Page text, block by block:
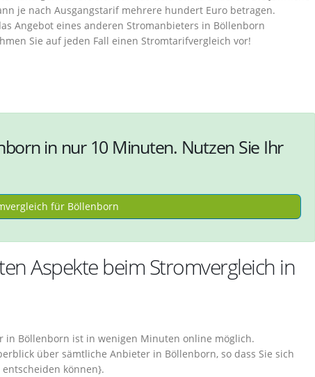
je nach Ausgangstarif mehrere hundert Euro betragen.
Angebot eines anderen Stromanbieters in Böllenborn
Sie auf jeden Fall einen Stromtarifvergleich vor!
in nur 10 Minuten. Nutzen Sie Ihr
für Böllenborn
Aspekte beim Stromvergleich in
in Böllenborn ist in wenigen Minuten online möglich.
über sämtliche Anbieter in Böllenborn, so dass Sie sich
können}.